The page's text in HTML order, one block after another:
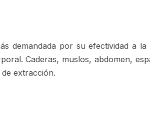
demandada por su efectividad a
Caderas, muslos, abdomen,
extracción.